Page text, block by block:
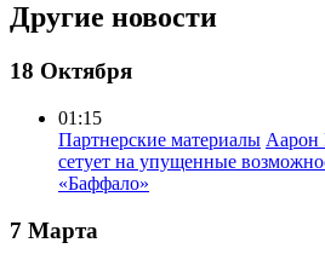
Другие новости
18 Октября
01:15
Партнерские материалы Аарон
сетует на упущенные
«Баффало»
7 Марта